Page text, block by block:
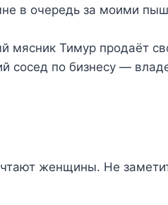
в очередь за моими
мясник Тимур продаёт
сосед по бизнесу —
женщины. Не